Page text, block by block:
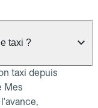
taxi ?
taxi depuis
Mes